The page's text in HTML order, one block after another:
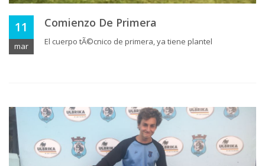
11
mar
Comienzo De Primera
El cuerpo tÃ©cnico de primera, ya tiene plantel